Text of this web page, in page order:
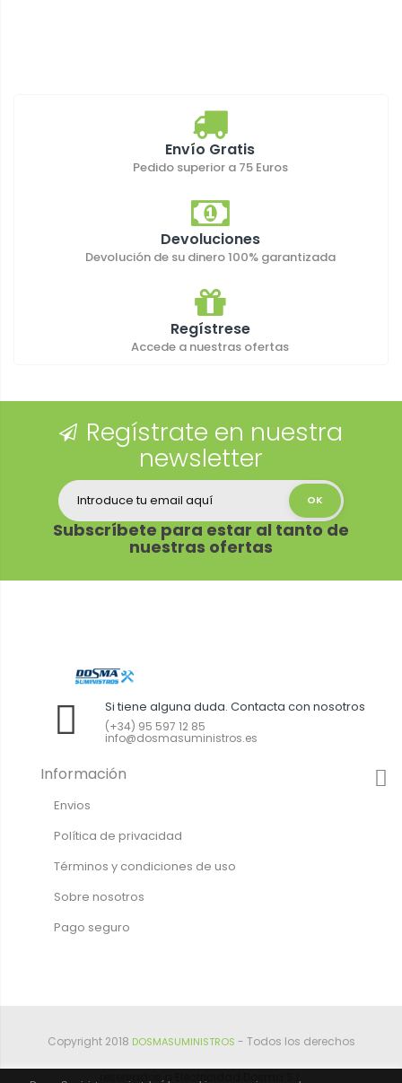
Envío Gratis
Pedido superior a 75 Euros
Devoluciones
Devolución de su dinero 100% garantizada
Regístrese
Accede a nuestras ofertas
Regístrate en nuestra
newsletter
Subscríbete para estar al tanto de
nuestras ofertas
Si tiene alguna duda. Contacta con nosotros
(+34) 95 597 12 85
info@dosmasuministros.es
Información
Envios
Política de privacidad
Términos y condiciones de uso
Sobre nosotros
Pago seguro
Copyright 2018 DOSMASUMINISTROS - Todos los derechos
reservados a Electricidad Dosma S.L.